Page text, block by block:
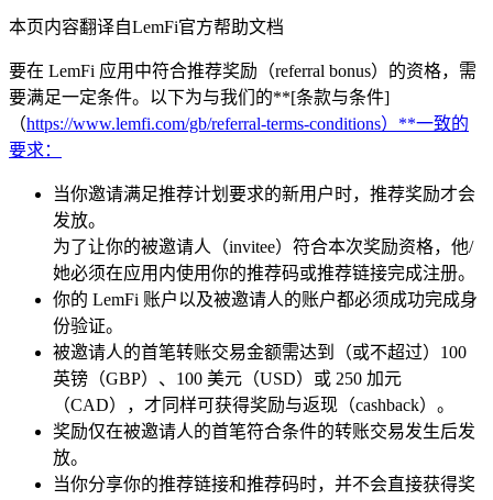
本页内容翻译自LemFi官方帮助文档
要在 LemFi 应用中符合推荐奖励（referral bonus）的资格，需
要满足一定条件。以下为与我们的**[条款与条件]
（https://www.lemfi.com/gb/referral-terms-conditions）**一致的
要求：
当你邀请满足推荐计划要求的新用户时，推荐奖励才会
发放。
为了让你的被邀请人（invitee）符合本次奖励资格，他/
她必须在应用内使用你的推荐码或推荐链接完成注册。
你的 LemFi 账户以及被邀请人的账户都必须成功完成身
份验证。
被邀请人的首笔转账交易金额需达到（或不超过）100
英镑（GBP）、100 美元（USD）或 250 加元
（CAD），才同样可获得奖励与返现（cashback）。
奖励仅在被邀请人的首笔符合条件的转账交易发生后发
放。
当你分享你的推荐链接和推荐码时，并不会直接获得奖